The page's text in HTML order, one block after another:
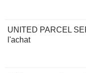
UNITED PARCEL
l'achat